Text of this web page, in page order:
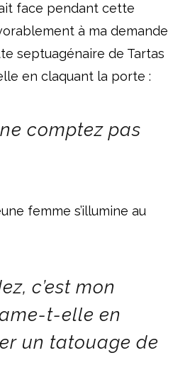
face pendant cette
à ma demande
septuagénaire de Tartas
en claquant la porte :
comptez pas
femme s’illumine au
c’est mon
t-elle en
un tatouage de